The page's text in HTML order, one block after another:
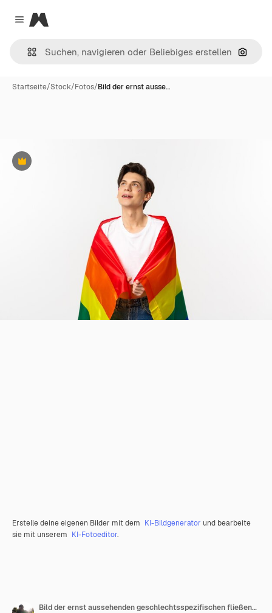
Close menu
Magnific
Nach
Startseite/Stock/Fotos/Bild der ernst ausse…
Premium
Erstelle deine eigenen Bilder mit dem KI-Bildgenerator und bearbeite
sie mit unserem KI-Fotoeditor.
Bild der ernst aussehenden geschlechtsspezifischen fließenden Person mit Glitzer auf Gesicht, tragend lgbtq Regenbogenfahne stehend über Weiß.